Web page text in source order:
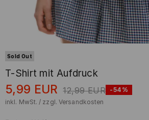
Sold Out
T-Shirt mit Aufdruck
5,99 EUR 12,99 EUR -54%
inkl. MwSt. / zzgl. Versandkosten